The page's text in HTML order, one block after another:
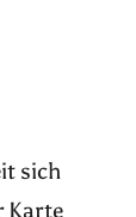
sich
Karte